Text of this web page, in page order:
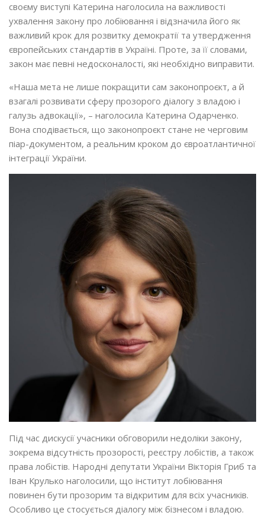
своєму виступі Катерина наголосила на важливості
ухвалення закону про лобіювання і відзначила його як
важливий крок для розвитку демократії та утвердження
європейських стандартів в Україні. Проте, за її словами,
закон має певні недосконалості, які необхідно виправити.
«Наша мета не лише покращити сам законопроєкт, а й
взагалі розвивати сферу прозорого діалогу з владою і
галузь адвокації», – наголосила Катерина Одарченко.
Вона сподівається, що законопроєкт стане не черговим
піар-документом, а реальним кроком до євроатлантичної
інтеграції України.
Під час дискусії учасники обговорили недоліки закону,
зокрема відсутність прозорості, реєстру лобістів, а також
права лобістів. Народні депутати України Вікторія Гриб та
Іван Крулько наголосили, що інститут лобіювання
повинен бути прозорим та відкритим для всіх учасників.
Особливо це стосується діалогу між бізнесом і владою.